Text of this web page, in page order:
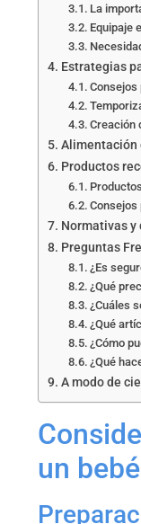
La
Equipaje
Estrategias
Consejos
Creación
Alimentación
Productos
Normativas y
Preguntas
¿Es
¿Qué
¿Cuáles
¿Qué
¿Cómo
¿Qué
A modo de
un bebé